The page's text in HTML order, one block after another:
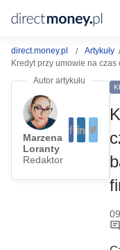
direct.money.pl Artykuły
Kredyt przy umowie na
Marzena
Loranty
Redaktor